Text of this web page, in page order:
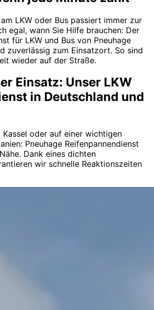
LKW oder Bus passiert immer zur
egal, wann Sie Hilfe brauchen: Der
für LKW und Bus von Pneuhage
zuverlässig zum Einsatzort. So sind
wieder auf der Straße.
Einsatz: Unser LKW
in Deutschland und
oder auf einer wichtigen
Pneuhage Reifenpannendienst
Dank eines dichten
wir schnelle Reaktionszeiten